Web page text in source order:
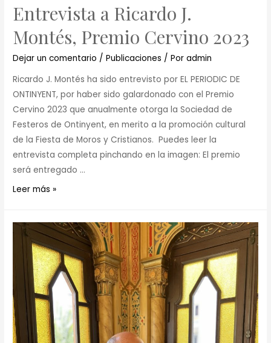
Entrevista a Ricardo J.
Montés, Premio Cervino 2023
Dejar un comentario /Publicaciones / Poradmin
Ricardo J. Montés ha sido entrevisto por EL PERIODIC DE
ONTINYENT, por haber sido galardonado con el Premio
Cervino 2023 que anualmente otorga la Sociedad de
Festeros de Ontinyent, en merito a la promoción cultural
de la Fiesta de Moros y Cristianos. Puedes leer la
entrevista completa pinchando en la imagen: El premio
será entregado …
Leer más »